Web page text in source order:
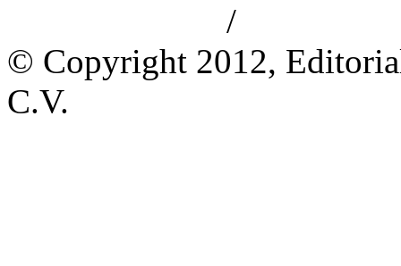
/
© Copyright 2012,
C.V.